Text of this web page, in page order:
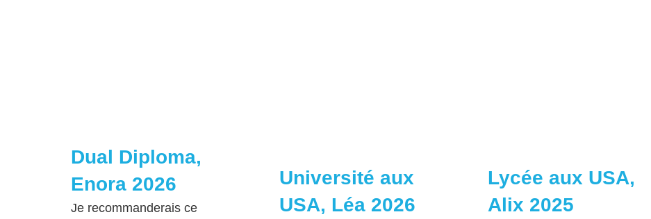
Dual Diploma,
Enora 2026
Je recommanderais ce
Université aux
USA, Léa 2026
Lycée aux USA,
Alix 2025